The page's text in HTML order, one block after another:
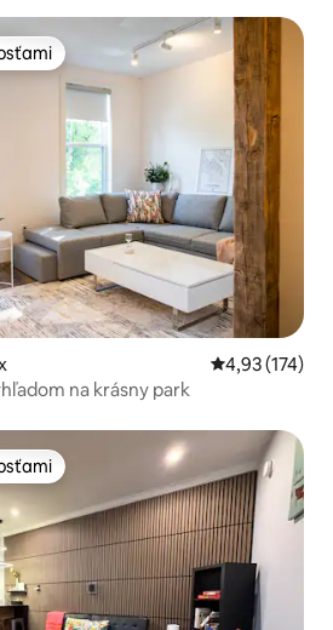
hosťami
Priemerné
4,93 (174)
na krásny park
hosťami